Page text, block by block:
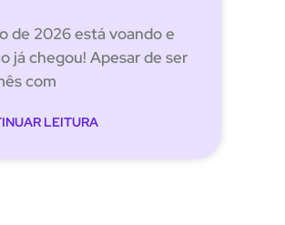
de 2026 está voando e
já chegou! Apesar de ser
com
LEITURA